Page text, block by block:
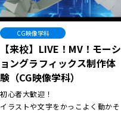
CG映像学科
【来校】LIVE！MV！モーシ
ョングラフィックス制作体
験（CG映像学科）
初心者大歓迎！
イラストや文字をかっこよく動かそ